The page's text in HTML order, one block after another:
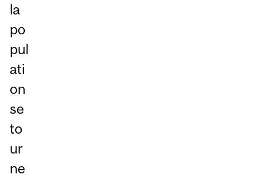
la
po
pul
ati
on
se
to
ur
ne